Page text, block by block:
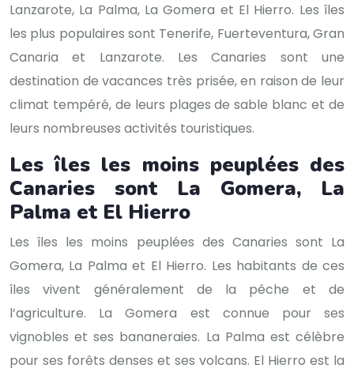
Lanzarote, La Palma, La Gomera et El Hierro. Les îles
les plus populaires sont Tenerife, Fuerteventura, Gran
Canaria et Lanzarote. Les Canaries sont une
destination de vacances très prisée, en raison de leur
climat tempéré, de leurs plages de sable blanc et de
leurs nombreuses activités touristiques.
Les îles les moins peuplées des
Canaries sont La Gomera, La
Palma et El Hierro
Les îles les moins peuplées des Canaries sont La
Gomera, La Palma et El Hierro. Les habitants de ces
îles vivent généralement de la pêche et de
l’agriculture. La Gomera est connue pour ses
vignobles et ses bananeraies. La Palma est célèbre
pour ses forêts denses et ses volcans. El Hierro est la